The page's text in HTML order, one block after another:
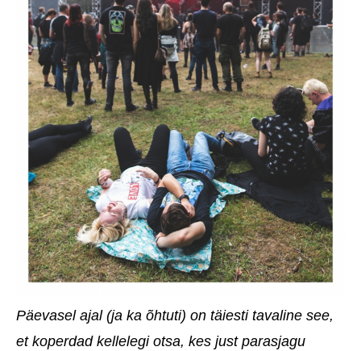
Päevasel ajal (ja ka õhtuti) on täiesti tavaline see,
et koperdad kellelegi otsa, kes just parasjagu